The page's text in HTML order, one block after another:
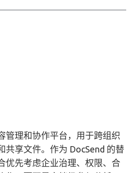
管理和协作平台，用于跨组织
共享文件。作为 DocSend 的替
优先考虑企业治理、权限、合